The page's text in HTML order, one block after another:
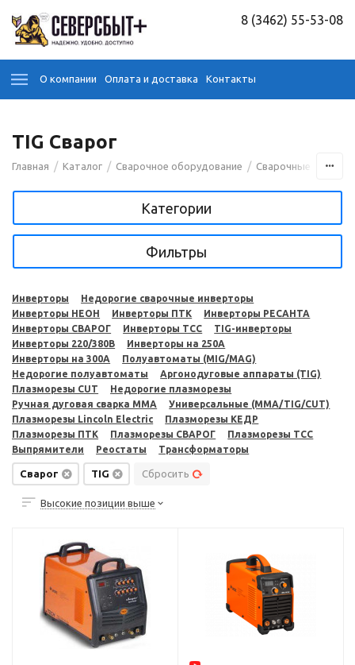
8 (3462) 55-53-08
О компании Оплата и доставка Контакты
TIG Сварог
Главная / Каталог / Сварочное оборудование / Сварочные
Категории
Фильтры
Инверторы
Недорогие сварочные инверторы
Инверторы НЕОН
Инверторы ПТК
Инверторы РЕСАНТА
Инверторы СВАРОГ
Инверторы ТСС
TIG-инверторы
Инверторы 220/380В
Инверторы на 250A
Инверторы на 300A
Полуавтоматы (MIG/MAG)
Недорогие полуавтоматы
Аргонодуговые аппараты (TIG)
Плазморезы CUT
Недорогие плазморезы
Ручная дуговая сварка MMA
Универсальные (MMA/TIG/CUT)
Плазморезы Lincoln Electric
Плазморезы КЕДР
Плазморезы ПТК
Плазморезы СВАРОГ
Плазморезы ТСС
Выпрямители
Реостаты Трансформаторы
Сварог TIG Сбросить
Высокие позиции выше